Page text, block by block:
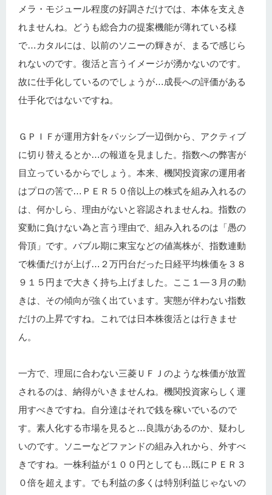
メラ・モジュール程度の好調さだけでは、本体を支えき
れませんね。どうも総合力の提案機能が薄れている様
で…カタルには、以前のソニーの輝きが、まるで感じら
れないのです。復活と言うイメージが湧かないのです。
故に仕手化しているのでしょうが…成長への評価がある
仕手化ではないですね。
ＧＰＩＦが運用方針をパッシブ一辺倒から、アクティブ
に切り替えるとか…の報道を見ました。指数への弊害が
目立っているからでしょう。本来、機関投資家の運用者
はプロの筈で…ＰＥＲ５０倍以上の株式を組み入れるの
は、何かしら、理由がないと容認されませんね。指数の
変動に負けない為と言う理由で、組み入れるのは「愚の
骨頂」です。バブル期に東宝などの値嵩株が、指数連動
で株価だけが上げ…２万円台だった日経平均株価を３８
９１５円まで大きく持ち上げました。ここ１―３月の動
きは、その傾向が強く出ています。実態が伴わない指数
だけの上昇ですね。これでは日本株復活とは行きませ
ん。
一方で、理屈に合わない三菱ＵＦＪのような株価が放置
されるのは、納得がいきませんね。機関投資家らしく運
用すべきですね。自分達はそれで銭を稼いでいるので
す。素人化する市場を見ると…良識があるのか、疑わし
いのです。ソニーなどファンドの組み入れから、外すべ
きですね。一株利益が１００円としても…既にＰＥＲ３
０倍を超えます。でも利益の多くは特別利益じゃないの